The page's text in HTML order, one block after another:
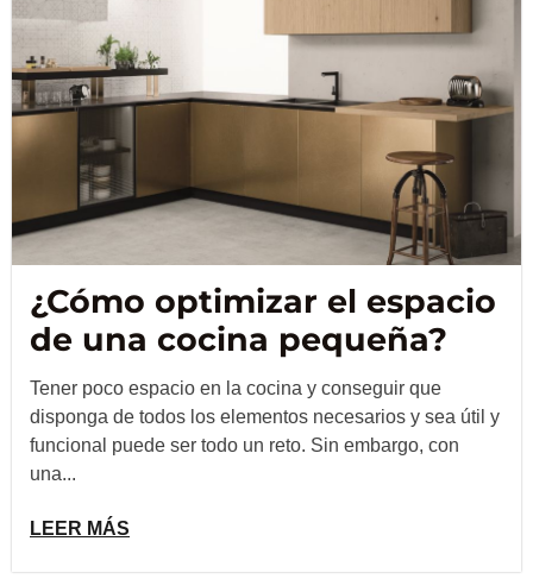
¿Cómo optimizar el espacio
de una cocina pequeña?
Tener poco espacio en la cocina y conseguir que
disponga de todos los elementos necesarios y sea útil y
funcional puede ser todo un reto. Sin embargo, con
una...
LEER MÁS